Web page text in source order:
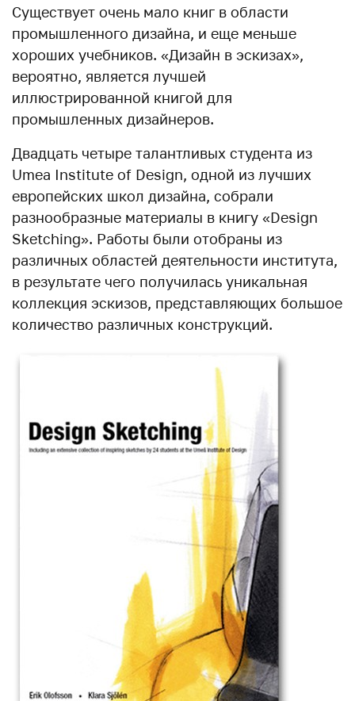
Существует очень мало книг в области
промышленного дизайна, и еще меньше
хороших учебников. «Дизайн в эскизах»,
вероятно, является лучшей
иллюстрированной книгой для
промышленных дизайнеров.
Двадцать четыре талантливых студента из
Umea Institute of Design, одной из лучших
европейских школ дизайна, собрали
разнообразные материалы в книгу «Design
Sketching». Работы были отобраны из
различных областей деятельности института,
в результате чего получилась уникальная
коллекция эскизов, представляющих большое
количество различных конструкций.